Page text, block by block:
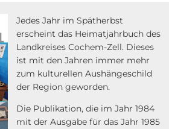
Jedes Jahr im Spätherbst
erscheint das Heimatjahrbuch des
Landkreises Cochem-Zell. Die­ses
ist mit den Jahren immer mehr
zum kulturellen Aushängeschild
der Region geworden.
Die Publikation, die im Jahr 1984
mit der Ausgabe für das Jahr 1985